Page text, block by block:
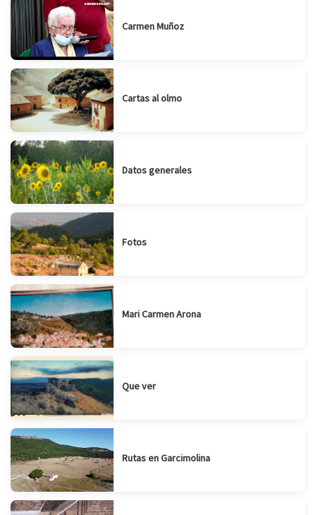
Carmen Muñoz
Cartas al olmo
Datos generales
Fotos
Mari Carmen Arona
Que ver
Rutas en Garcimolina